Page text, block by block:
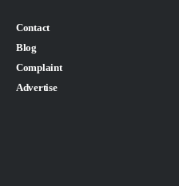
Contact
Blog
Complaint
Advertise